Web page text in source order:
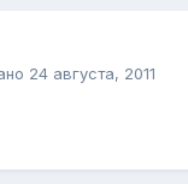
24 августа, 2011